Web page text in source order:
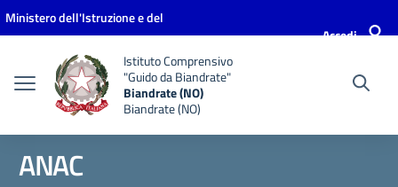
Vai ai contenuti
Vai al menu di navigazione
Vai al footer
Ministero dell'Istruzione e del
Accedi
Istituto Comprensivo
"Guido da Biandrate"
Biandrate (NO)
Biandrate (NO)
ANAC